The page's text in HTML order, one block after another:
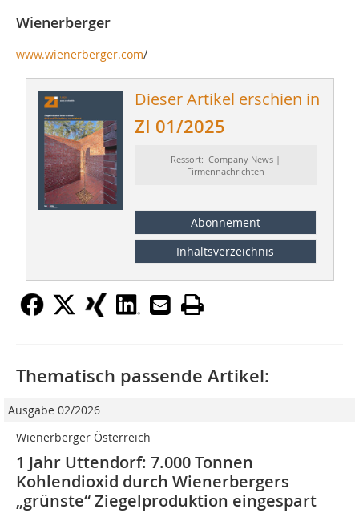
Wienerberger
www.wienerberger.com/
Dieser Artikel erschien in
ZI 01/2025
Ressort: Company News |
Firmennachrichten
Abonnement
Inhaltsverzeichnis
Thematisch passende Artikel:
Ausgabe 02/2026
Wienerberger Österreich
1 Jahr Uttendorf: 7.000 Tonnen
Kohlendioxid durch Wienerbergers
„grünste“ Ziegelproduktion eingespart